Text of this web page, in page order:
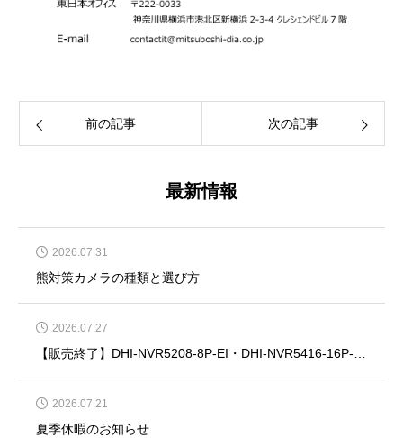
前の記事 次の記事
最新情報
2026.07.31
熊対策カメラの種類と選び方
2026.07.27
2026.07.21
夏季休暇のお知らせ